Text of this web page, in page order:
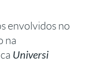
envolvidos no
na
Universi